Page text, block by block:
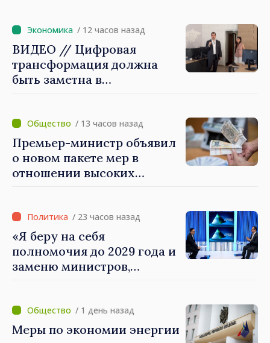
/ 12 часов назад
ВИДЕО // Цифровая
трансформация должна
быть заметна в
экономики: премьер-
министр Василе Тофан
посетил Агентство
электронного управления
/ 13 часов назад
Премьер-министр объявил
о новом пакете мер в
отношении высоких
/ 23 часов назад
«Я беру на себя
полномочия до 2029 года и
заменю министров,
премьер-министр Василе
Тофан
/ 1 день назад
Меры по экономии энергии